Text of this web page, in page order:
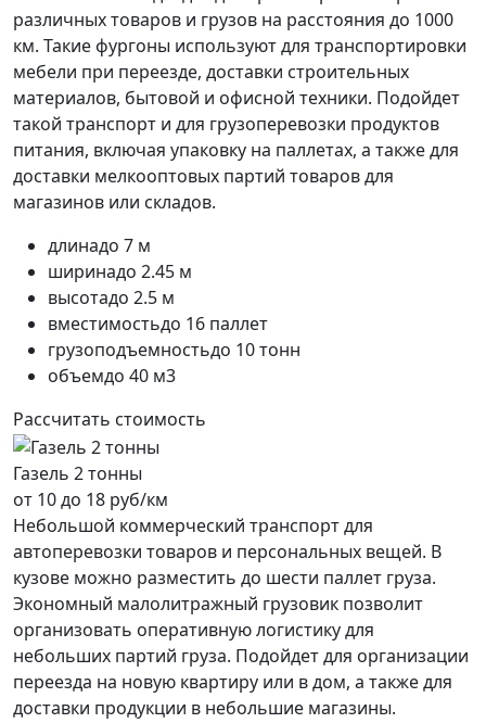
различных товаров и грузов на расстояния до 1000
км. Такие фургоны используют для транспортировки
мебели при переезде, доставки строительных
материалов, бытовой и офисной техники. Подойдет
такой транспорт и для грузоперевозки продуктов
питания, включая упаковку на паллетах, а также для
доставки мелкооптовых партий товаров для
магазинов или складов.
длинадо 7 м
ширинадо 2.45 м
высотадо 2.5 м
вместимостьдо 16 паллет
грузоподъемностьдо 10 тонн
объемдо 40 м3
Рассчитать стоимость
Газель 2 тонны
от 10 до 18 руб/км
Небольшой коммерческий транспорт для
автоперевозки товаров и персональных вещей. В
кузове можно разместить до шести паллет груза.
Экономный малолитражный грузовик позволит
организовать оперативную логистику для
небольших партий груза. Подойдет для организации
переезда на новую квартиру или в дом, а также для
доставки продукции в небольшие магазины.